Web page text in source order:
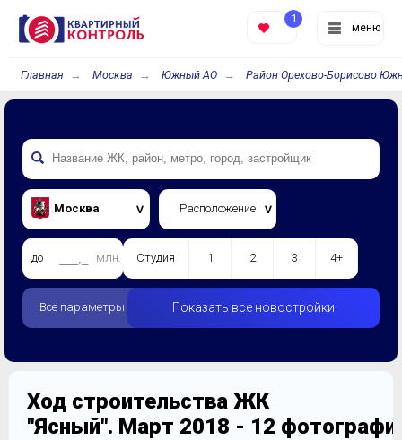
меню
1
Главная Москва Южный АО Район Орехово-Борисово
Москва Расположение
до млн. Студия 1 2 3 4+
Все параметры Показать все новостройки
Ход строительства ЖК
"Ясный". Март 2018 - 12